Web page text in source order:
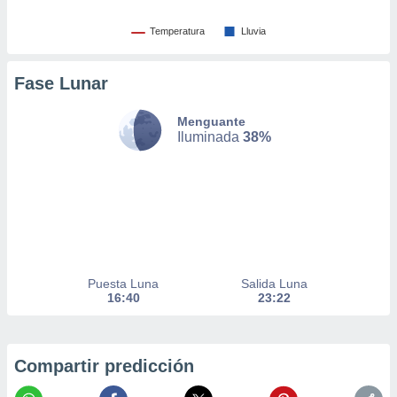
únicos
u
datos
Temperatura Lluvia
Fase Lunar
Menguante
Iluminada 38%
Puesta Luna
16:40
Salida Luna
23:22
Compartir predicción